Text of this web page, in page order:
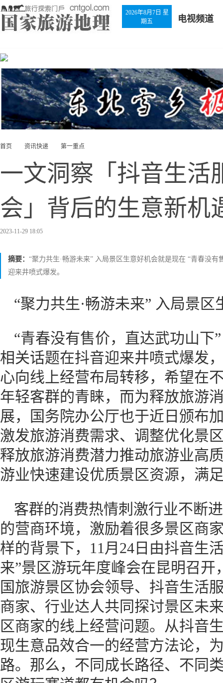
2026年8月7日 星
期五
电视频道
首页 资讯快递 第一重点
一文洞察「抖音生活
会」背后的生意新机
2023-11-29 18:05
摘要： “聚力共生·畅游未来” 入局景区生意好机会就是现在 “青春没
迎来井喷式爆发。
“聚力共生·畅游未来” 入局景
“青春没有售价，直达武功山下
相关话题在抖音迎来井喷式爆发
心向线上经营布局转移，希望在
年轻客群的青睐，而为释放旅游
展，国务院办公厅也于近日颁布
激发旅游消费需求、调整优化景
释放旅游消费潜力推动旅游业高
游业快速建设优质景区资源，满
客群的消费热情刺激行业不断
的营商环境，激励着很多景区商
样的背景下，11月24日由抖音生
来”景区游玩年度峰会在昆明召
国旅游景区协会领导、抖音生活
商家、行业达人共同探讨景区未
区商家的线上经营问题。从抖音
现生意品效合一的经营方法论，
路。那么，不同成长路径、不同